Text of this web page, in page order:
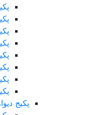
پکیج